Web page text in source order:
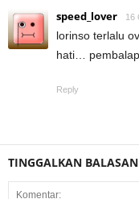
speed_lover 16
lorinso terlalu
hati…
Reply
TINGGALKAN BALASAN